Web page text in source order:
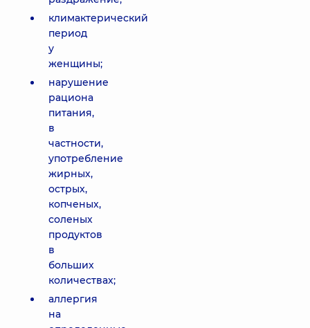
климактерический
период
у
женщины;
нарушение
рациона
питания,
в
частности,
употребление
жирных,
острых,
копченых,
соленых
продуктов
в
больших
количествах;
аллергия
на